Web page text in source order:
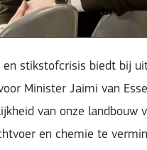
stikstofcrisis biedt bij
Minister Jaimi van
van onze landbouw
en chemie te